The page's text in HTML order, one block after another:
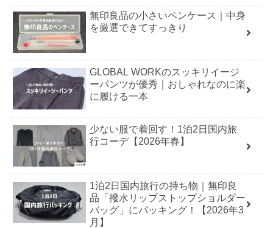
無印良品の小さいペンケース｜中身
を厳選できてすっきり
GLOBAL WORKのスッキリイージ
ーパンツが優秀｜おしゃれなのに楽
に履ける一本
少ない服で着回す！1泊2日国内旅
行コーデ【2026年春】
1泊2日国内旅行の持ち物｜無印良
品「撥水リップストップショルダー
バッグ」にパッキング！【2026年3
月】